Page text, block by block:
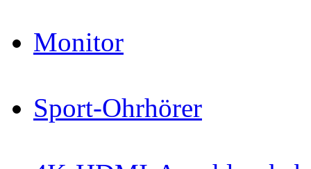
Monitor
Sport-Ohrhörer